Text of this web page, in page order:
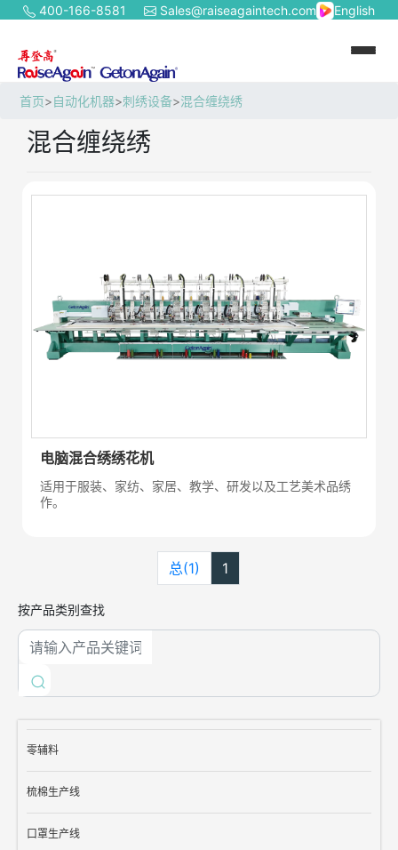
400-166-8581 Sales@raiseagaintech.com English
首页>自动化机器>刺绣设备>混合缠绕绣
按产品类别查找
零辅料
梳棉生产线
口罩生产线
混合缠绕绣
电脑混合绣绣花机
适用于服装、家纺、家居、教学、研发以及工艺美术品绣
作。
总(1) 1